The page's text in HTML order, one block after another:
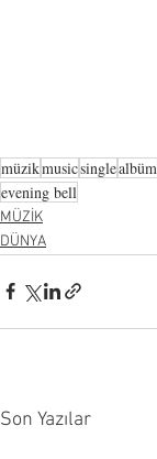
müzikmusicsinglealbüm
evening bell
MÜZİK
DÜNYA
Son Yazılar